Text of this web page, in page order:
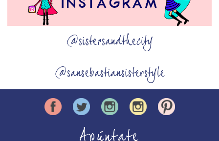
@sistersandthecity
@sansebastiansisterstyle